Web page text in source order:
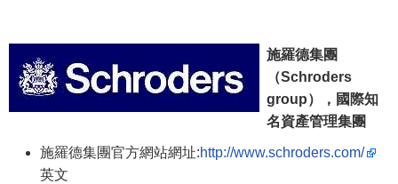
施羅德集團
（Schroders
group），國際知
名資產管理集團
施羅德集團官方網站網址:http://www.schroders.com/
英文